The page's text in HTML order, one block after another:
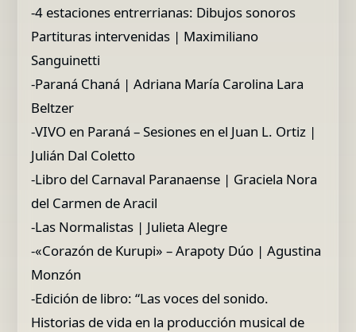
-4 estaciones entrerrianas: Dibujos sonoros
Partituras intervenidas | Maximiliano
Sanguinetti
-Paraná Chaná | Adriana María Carolina Lara
Beltzer
-VIVO en Paraná – Sesiones en el Juan L. Ortiz |
Julián Dal Coletto
-Libro del Carnaval Paranaense | Graciela Nora
del Carmen de Aracil
-Las Normalistas | Julieta Alegre
-«Corazón de Kurupi» – Arapoty Dúo | Agustina
Monzón
-Edición de libro: “Las voces del sonido.
Historias de vida en la producción musical de